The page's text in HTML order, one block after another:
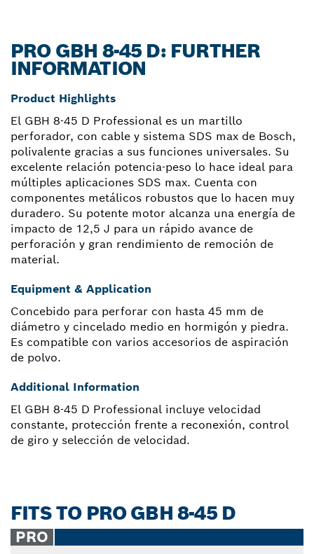
PRO GBH 8-45 D: FURTHER
INFORMATION
Product Highlights
El GBH 8-45 D Professional es un martillo
perforador, con cable y sistema SDS max de Bosch,
polivalente gracias a sus funciones universales. Su
excelente relación potencia-peso lo hace ideal para
múltiples aplicaciones SDS max. Cuenta con
componentes metálicos robustos que lo hacen muy
duradero. Su potente motor alcanza una energía de
impacto de 12,5 J para un rápido avance de
perforación y gran rendimiento de remoción de
material.
Equipment & Application
Concebido para perforar con hasta 45 mm de
diámetro y cincelado medio en hormigón y piedra.
Es compatible con varios accesorios de aspiración
de polvo.
Additional Information
El GBH 8-45 D Professional incluye velocidad
constante, protección frente a reconexión, control
de giro y selección de velocidad.
FITS TO PRO GBH 8-45 D
PRO